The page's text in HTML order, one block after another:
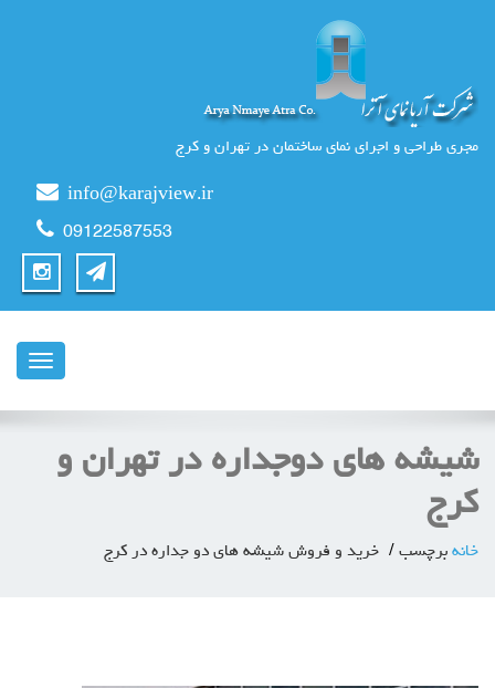
مجری طراحی و اجرای نمای ساختمان در تهران و کرج
info@karajview.ir
09122587553
ناوبری
شیشه های دوجداره در تهران و
کرج
خانه برچسب خرید و فروش شیشه های دو جداره در کرج